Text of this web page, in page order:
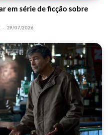
em série de ficção sobre
- 29/07/2026